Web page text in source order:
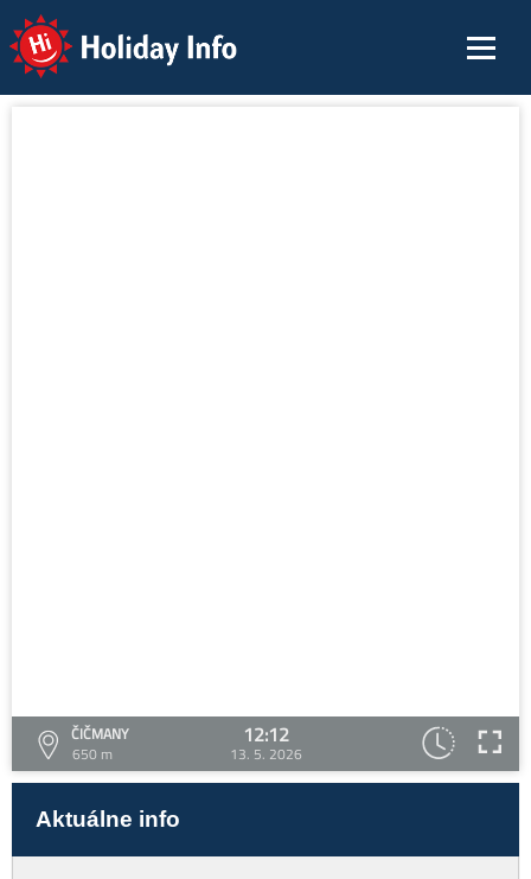
Holiday Info
ČIČMANY
650 m
12:12
13. 5. 2026
Aktuálne info